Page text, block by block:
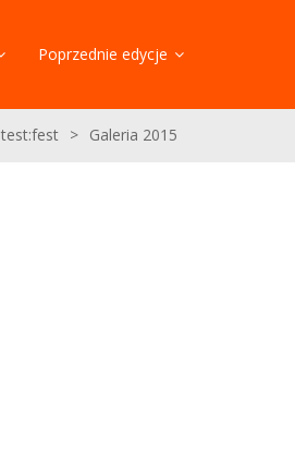
Poprzednie edycje
test:fest > Galeria 2015